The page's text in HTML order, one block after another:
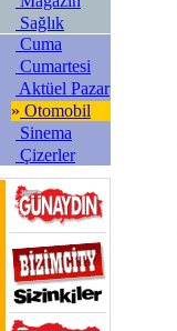
Sağlık
Cuma
Cumartesi
Aktüel Pazar
» Otomobil
Sinema
Çizerler